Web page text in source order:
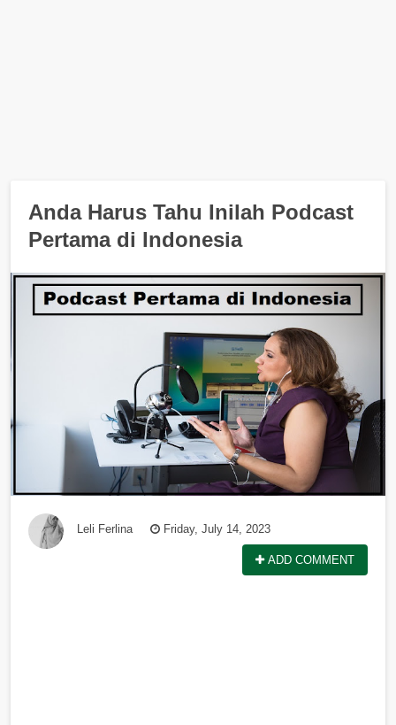
Anda Harus Tahu Inilah Podcast
Pertama di Indonesia
Leli Ferlina Friday, July 14, 2023
ADD COMMENT